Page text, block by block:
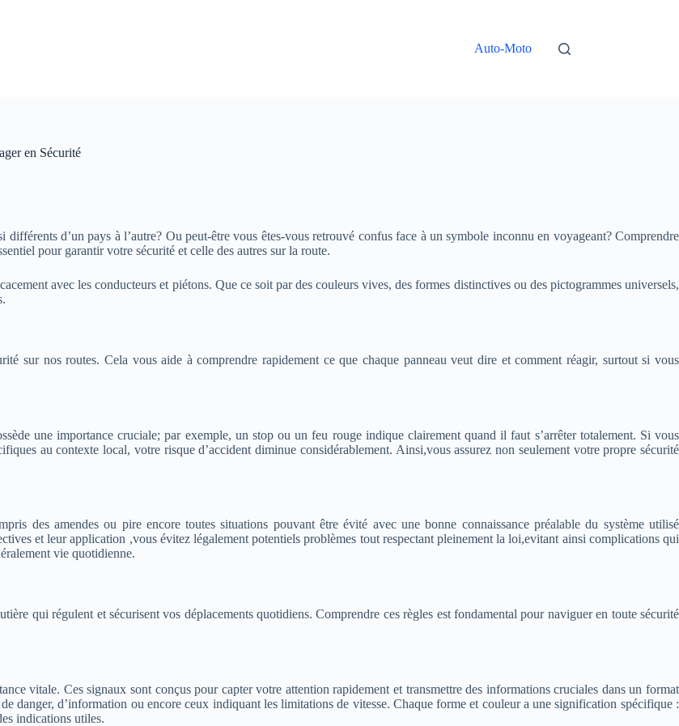
Auto-Moto
en Sécurité
d’un pays à l’autre? Ou peut-être vous êtes-vous retrouvé confus face à un symbole inconnu en voyageant? Comprendre
pour garantir votre sécurité et celle des autres sur la route.
avec les conducteurs et piétons. Que ce soit par des couleurs vives, des formes distinctives ou des pictogrammes universels,
sur nos routes. Cela vous aide à comprendre rapidement ce que chaque panneau veut dire et comment réagir, surtout si vous
une importance cruciale; par exemple, un stop ou un feu rouge indique clairement quand il faut s’arrêter totalement. Si vous
au contexte local, votre risque d’accident diminue considérablement. Ainsi,vous assurez non seulement votre propre sécurité
des amendes ou pire encore toutes situations pouvant être évité avec une bonne connaissance préalable du système utilisé
et leur application ,vous évitez légalement potentiels problèmes tout respectant pleinement la loi,evitant ainsi complications qui
vie quotidienne.
qui régulent et sécurisent vos déplacements quotidiens. Comprendre ces règles est fondamental pour naviguer en toute sécurité
vitale. Ces signaux sont conçus pour capter votre attention rapidement et transmettre des informations cruciales dans un format
danger, d’information ou encore ceux indiquant les limitations de vitesse. Chaque forme et couleur a une signification spécifique :
indications utiles.